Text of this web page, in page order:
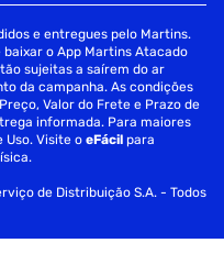
e entregues pelo Martins.
o App Martins Atacado
sujeitas a saírem do ar
da campanha. As condições
Valor do Frete e Prazo de
informada. Para maiores
Uso. Visite oeFácil para
de Distribuição S.A. - Todos